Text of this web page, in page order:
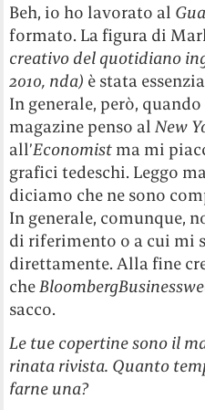
Beh, io ho lavorato al
formato. La figura di
creativo del quotidiano
2010, nda) è stata
In generale, però,
magazine penso alNew
all’Economist ma mi
grafici tedeschi. Leggo
diciamo che ne sono
In generale, comunque,
di riferimento o a cui mi
direttamente. Alla fine
che
sacco.
Le tue copertine sono il
rinata rivista. Quanto
farne una?